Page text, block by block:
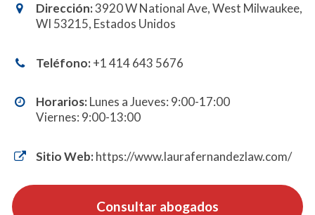
Dirección:3920 W National Ave, West Milwaukee,
WI 53215, Estados Unidos
Teléfono:+1 414 643 5676
Horarios:Lunes a Jueves: 9:00-17:00
Viernes: 9:00-13:00
Sitio Web:https://www.laurafernandezlaw.com/
Consultar abogados